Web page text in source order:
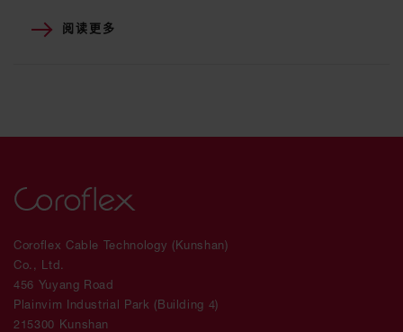
阅读更多
Coroflex Cable Technology (Kunshan)
Co., Ltd.
456 Yuyang Road
Plainvim Industrial Park (Building 4)
215300 Kunshan